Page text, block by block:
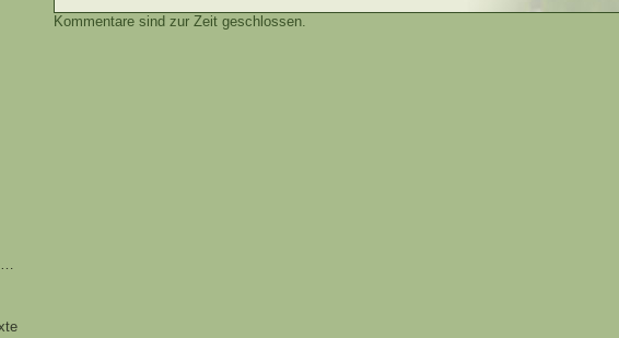
…
Kommentare sind zur Zeit geschlossen.